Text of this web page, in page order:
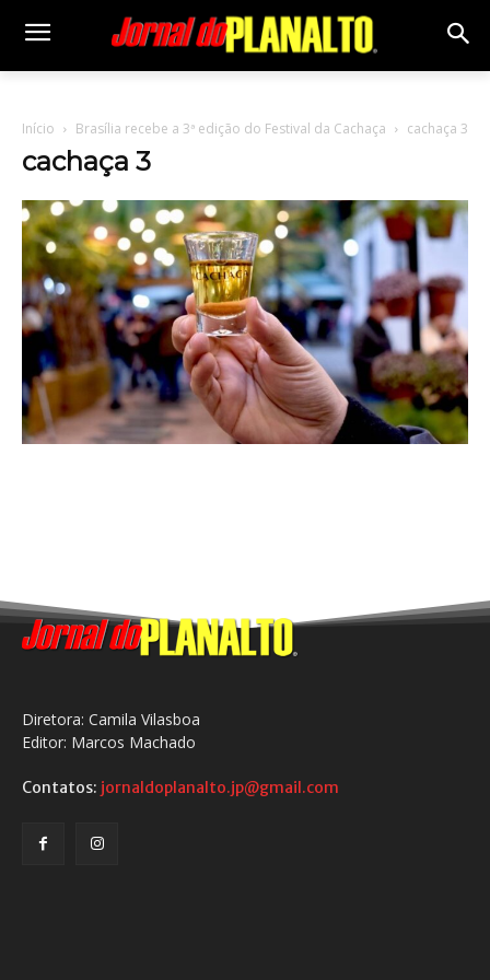
Início Brasília recebe a 3ª edição do Festival da Cachaça cachaça 3
cachaça 3
Diretora: Camila Vilasboa
Editor: Marcos Machado
Contatos: jornaldoplanalto.jp@gmail.com